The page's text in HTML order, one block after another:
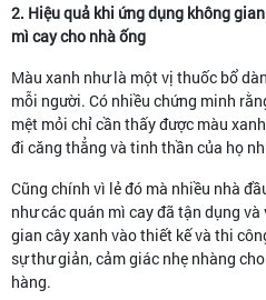
2. Hiệu quả khi ứng dụng không
mì cay cho nhà ống
Màu xanh như là một vị thuốc bổ
mỗi người. Có nhiều chứng minh
mệt mỏi chỉ cần thấy được màu
đi căng thẳng và tinh thần của họ
Cũng chính vì lẻ đó mà nhiều nhà
như các quán mì cay đã tận dụng
gian cây xanh vào thiết kế và thi
sự thư giản, cảm giác nhẹ nhàng
hàng.